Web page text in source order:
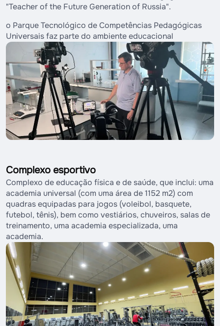
"Teacher of the Future Generation of Russia".
o Parque Tecnológico de Competências Pedagógicas
Universais faz parte do ambiente educacional
Complexo esportivo
Complexo de educação física e de saúde, que inclui: uma
academia universal (com uma área de 1152 m2) com
quadras equipadas para jogos (voleibol, basquete,
futebol, tênis), bem como vestiários, chuveiros, salas de
treinamento, uma academia especializada, uma
academia.